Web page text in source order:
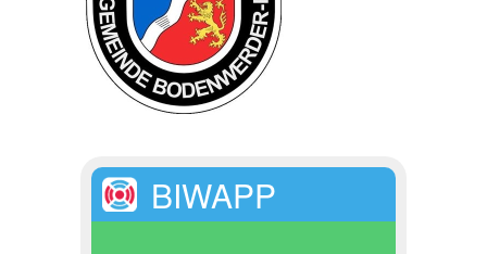
BIWAPP